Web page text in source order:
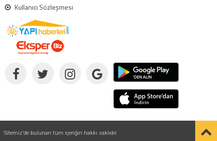
Kullanıcı Sözleşmesi
Sitemiz'de bulunan tüm içeriğin hakkı saklıdır